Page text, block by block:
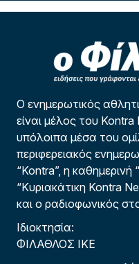
Ο ενημερωτικός
είναι μέλος του
υπόλοιπα μέσα του
περιφερειακός
“Kontra”, η καθημερινή
“Κυριακάτικη Kontra
και ο ραδιοφωνικός
Ιδιοκτησία:
ΦΙΛΑΘΛΟΣ ΙΚΕ